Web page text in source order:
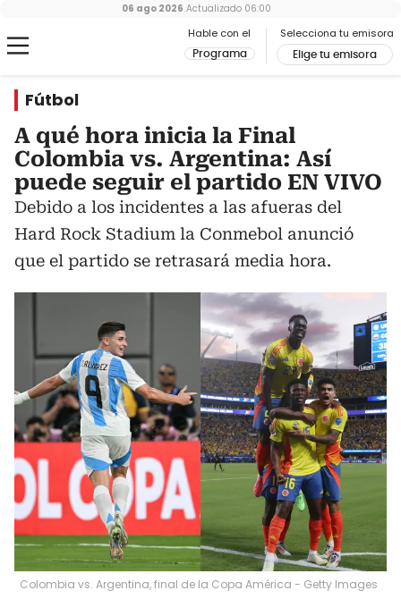
Hable con el
Programa
Selecciona tu emisora
Elige tu emisora
06 ago 2026 Actualizado 06:00
Fútbol
A qué hora inicia la Final
Colombia vs. Argentina: Así
puede seguir el partido EN VIVO
Debido a los incidentes a las afueras del
Hard Rock Stadium la Conmebol anunció
que el partido se retrasará media hora.
Colombia vs. Argentina, final de la Copa América - Getty Images